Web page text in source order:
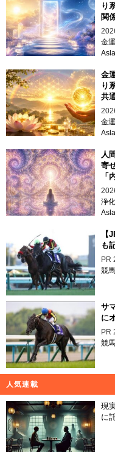
り
関
金
金
り
共
金
人
寄
「
浄
【
も
PR
競
サ
に
PR
競
人気連載
現
に